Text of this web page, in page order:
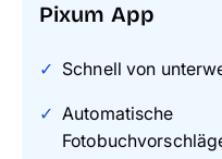
Pixum App
Schnell von
Automatische